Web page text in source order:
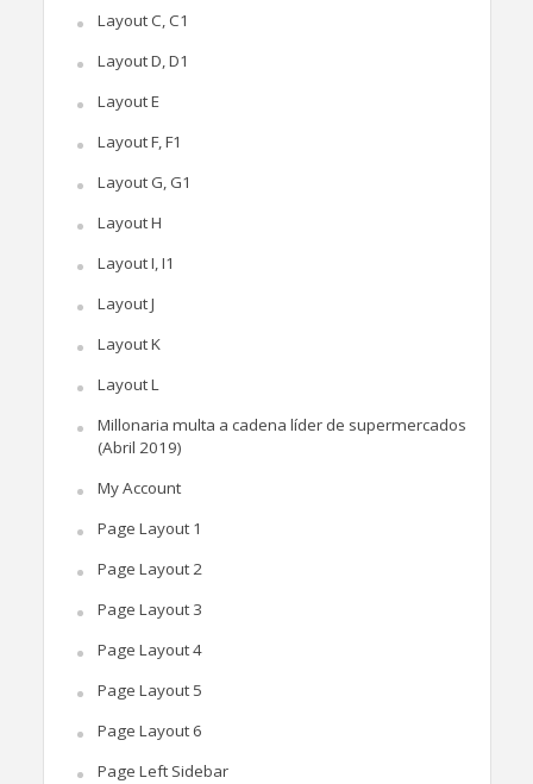
Layout C, C1
Layout D, D1
Layout E
Layout F, F1
Layout G, G1
Layout H
Layout I, I1
Layout J
Layout K
Layout L
Millonaria multa a cadena líder de supermercados
(Abril 2019)
My Account
Page Layout 1
Page Layout 2
Page Layout 3
Page Layout 4
Page Layout 5
Page Layout 6
Page Left Sidebar